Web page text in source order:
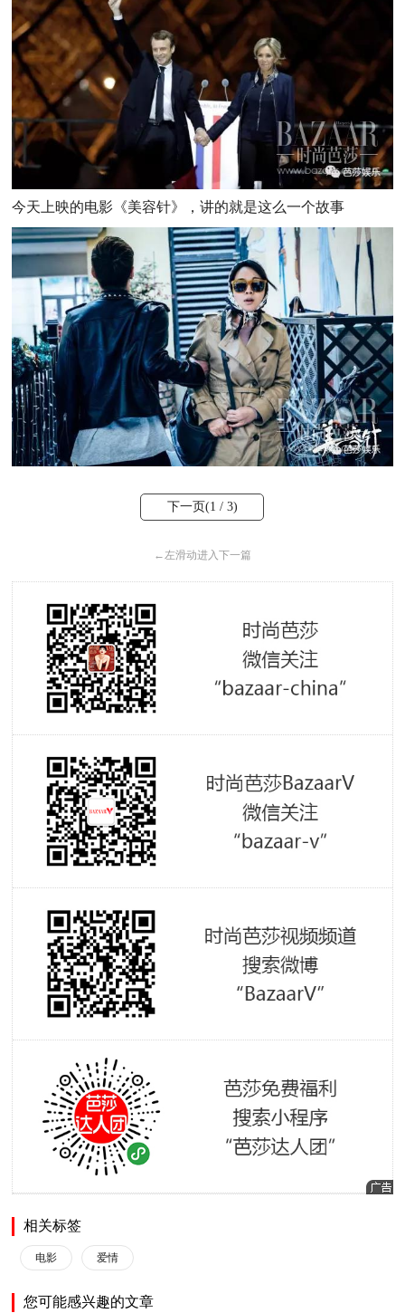
今天上映的电影《美容针》，讲的就是这么一个故事
下一页(1 / 3)
←左滑动进入下一篇
相关标签
电影 爱情
您可能感兴趣的文章